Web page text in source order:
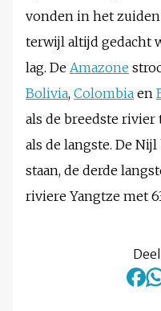
vonden in het
terwijl altijd gedacht
lag. De Amazone
Bolivia, Colombia en
als de breedste rivier
als de langste. De
staan, de derde
riviere Yangtze met